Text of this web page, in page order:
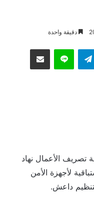
دقيقة واحدة
تيلقرام لاين مشاركة عبر البريد
تصريف الأعمال نهاد
لأجهزة الأمن
داعش.